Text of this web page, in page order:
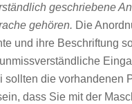
geschriebene
gehören. Die
und ihre Beschriftung
sollten die vorhandenen
dass Sie mit der